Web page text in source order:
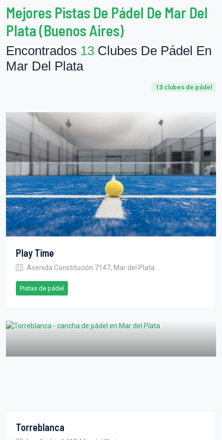
Mejores Pistas De Pádel De Mar Del
Plata (Buenos Aires)
Encontrados 13 Clubes De Pádel En
Mar Del Plata
13 clubes de pádel
Play Time
Avenida Constitución 7147, Mar del Plata
Pistas de pádel
Torreblanca